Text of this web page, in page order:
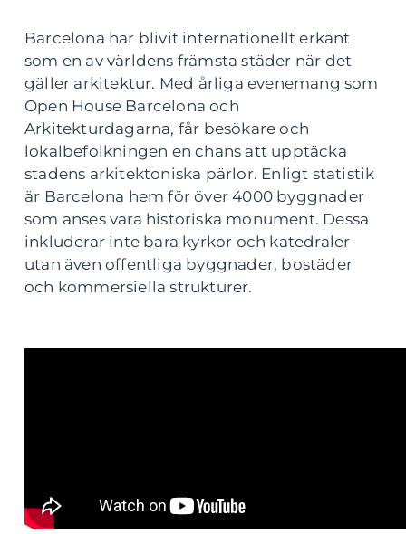
Barcelona har blivit internationellt erkänt
som en av världens främsta städer när det
gäller arkitektur. Med årliga evenemang som
Open House Barcelona och
Arkitekturdagarna, får besökare och
lokalbefolkningen en chans att upptäcka
stadens arkitektoniska pärlor. Enligt statistik
är Barcelona hem för över 4000 byggnader
som anses vara historiska monument. Dessa
inkluderar inte bara kyrkor och katedraler
utan även offentliga byggnader, bostäder
och kommersiella strukturer.